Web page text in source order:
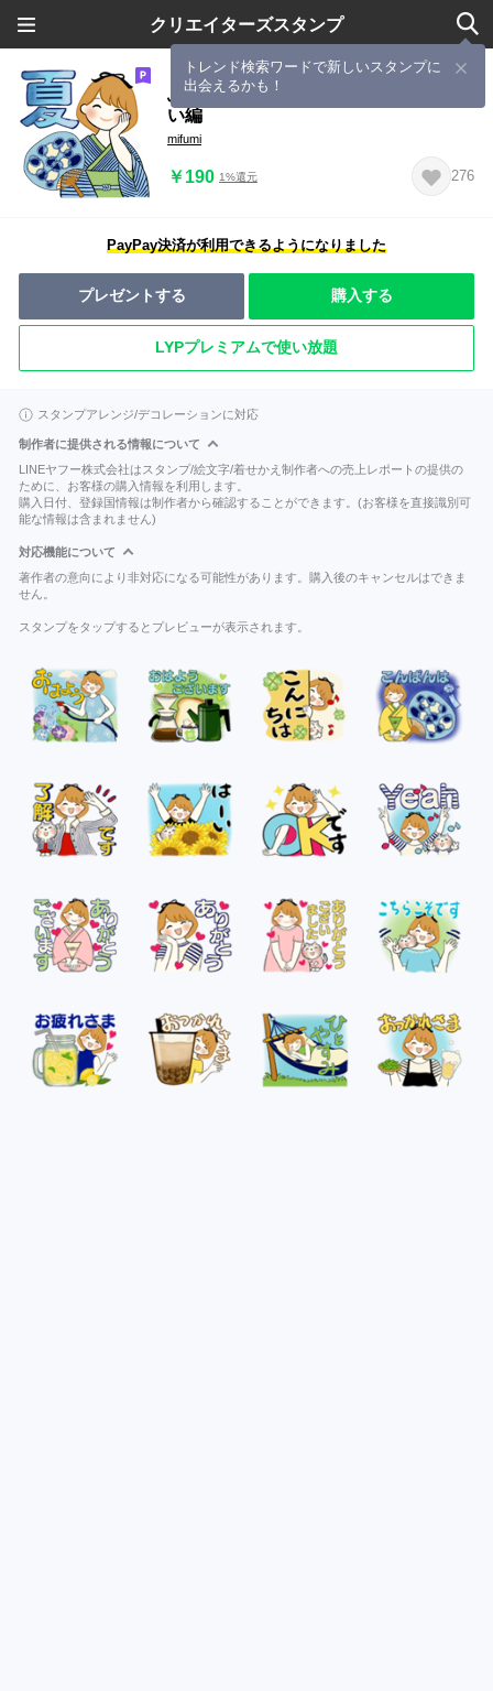
クリエイターズスタンプ
トレンド検索ワードで新しいスタンプに
出会えるかも！
ふんわりリボンちゃん 3♡夏の気づか
い編
mifumi
￥190 1%還元 276
PayPay決済が利用できるようになりました
プレゼントする 購入する
LYPプレミアムで使い放題
スタンプアレンジ/デコレーションに対応
制作者に提供される情報について
LINEヤフー株式会社はスタンプ/絵文字/着せかえ制作者への売上レポートの提供の
ために、お客様の購入情報を利用します。
購入日付、登録国情報は制作者から確認することができます。(お客様を直接識別可
能な情報は含まれません)
対応機能について
著作者の意向により非対応になる可能性があります。購入後のキャンセルはできま
せん。
スタンプをタップするとプレビューが表示されます。